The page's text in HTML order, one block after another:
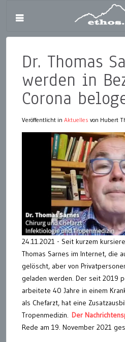
Dr. Thomas
werden in
Corona
Veröffentlicht in Aktuelles von Hubert
24.11.2021 - Seit kurzem
Thomas Sarnes im Internet, die
gelöscht, aber von
geladen werden. Der seit 2019
arbeitete 40 Jahre in einem
als Chefarzt, hat eine
Tropenmedizin. Der
Rede am 19. November 2021